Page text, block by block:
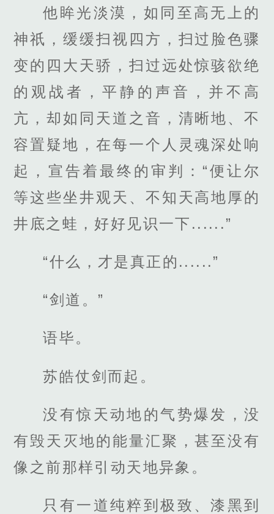
他眸光淡漠，如同至高无上的
神祇，缓缓扫视四方，扫过脸色骤
变的四大天骄，扫过远处惊骇欲绝
的观战者，平静的声音，并不高
亢，却如同天道之音，清晰地、不
容置疑地，在每一个人灵魂深处响
起，宣告着最终的审判：“便让尔
等这些坐井观天、不知天高地厚的
井底之蛙，好好见识一下......”
“什么，才是真正的......”
“剑道。”
语毕。
苏皓仗剑而起。
没有惊天动地的气势爆发，没
有毁天灭地的能量汇聚，甚至没有
像之前那样引动天地异象。
只有一道纯粹到极致、漆黑到